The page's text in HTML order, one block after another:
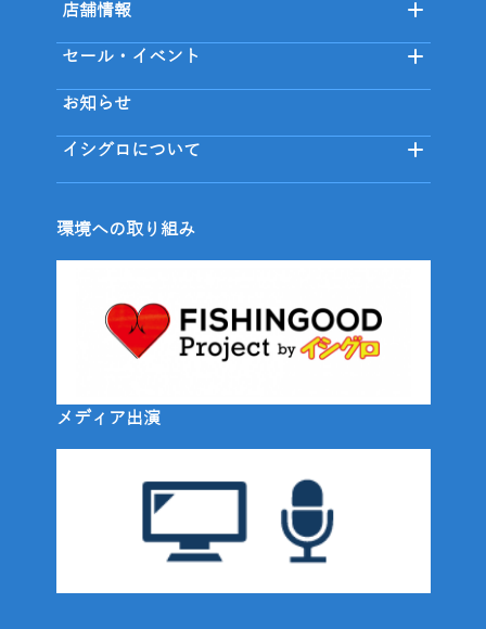
店舗情報
セール・イベント
お知らせ
イシグロについて
環境への取り組み
メディア出演